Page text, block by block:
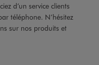
d’un service clients
téléphone. N’hésitez
sur nos produits et